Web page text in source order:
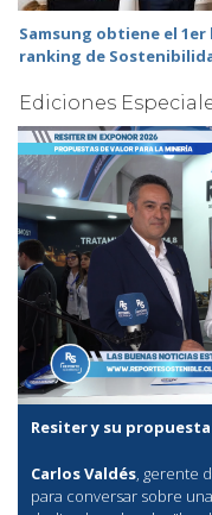
Samsung obtiene el
ranking de
Ediciones
Resiter y su
Carlos Valdés, gerente
para conversar sobre